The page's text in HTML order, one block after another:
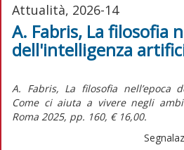
Attualità, 2026-14
A. Fabris, La filosofia
dell'intelligenza
A. Fabris, La filosofia nell’epoca
Come ci aiuta a vivere negli
Roma 2025, pp. 160, € 16,00.